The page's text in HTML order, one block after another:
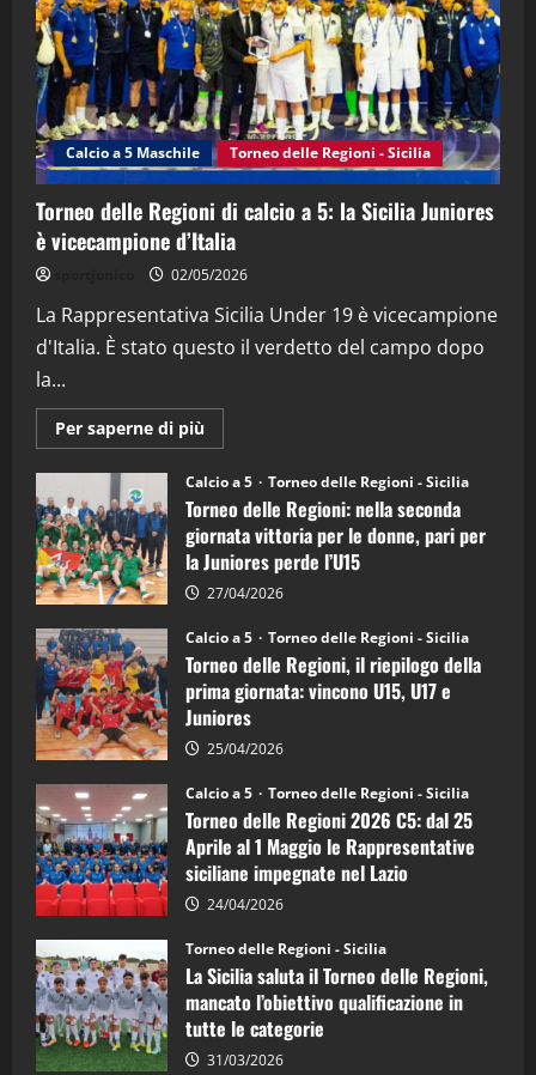
3 21/04/2026
4
"SportEmpire" in Podcast Sport News
“SportEmpire” in Podcast: 27^ Puntata
(Martedi 14 Aprile 2026)
15/04/2026
"SportEmpire" in Podcast
“SportEmpire” in Podcast: 26^ Puntata
08/04/2026
Calcio a 5 Maschile Torneo delle Regioni - Sicilia
Torneo delle Regioni di calcio a 5: la Sicilia Juniores
è vicecampione d’Italia
02/05/2026
La Rappresentativa Sicilia Under 19 è vicecampione
d'Italia. È stato questo il verdetto del campo dopo
la...
Per saperne di più
informazioni
Torneo
delle
Regioni
di
calcio
a
5:
la
Juniores
è
vicecampione
d’Italia
Calcio a 5 Torneo delle Regioni - Sicilia
Torneo delle Regioni: nella seconda
giornata vittoria per le donne, pari per
la Juniores perde l’U15
27/04/2026
Calcio a 5 Torneo delle Regioni - Sicilia
Torneo delle Regioni, il riepilogo della
prima giornata: vincono U15, U17 e
Juniores
25/04/2026
Calcio a 5 Torneo delle Regioni - Sicilia
Torneo delle Regioni 2026 C5: dal 25
Aprile al 1 Maggio le Rappresentative
siciliane impegnate nel Lazio
24/04/2026
Torneo delle Regioni - Sicilia
La Sicilia saluta il Torneo delle Regioni,
mancato l’obiettivo qualificazione in
tutte le categorie
31/03/2026